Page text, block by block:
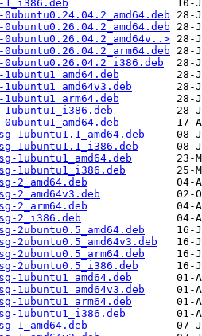
1ubuntu1.1_amd64.deb
1ubuntu1.1_i386.deb
1ubuntu1_amd64.deb
1ubuntu1_i386.deb
2_amd64.deb
2_amd64v3.deb
2_arm64.deb
2_i386.deb
2ubuntu0.5_amd64.deb
2ubuntu0.5_amd64v3.deb
2ubuntu0.5_arm64.deb
2ubuntu0.5_i386.deb
1ubuntu1_amd64.deb
1ubuntu1_amd64v3.deb
1ubuntu1_arm64.deb
1ubuntu1_i386.deb
1_amd64.deb